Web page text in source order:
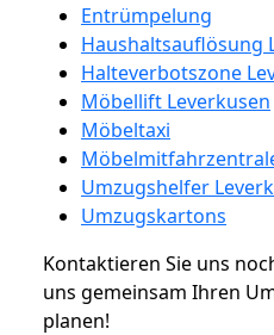
Entrümpelung
Haushaltsauflösung
Halteverbotszone
Möbellift Leverkusen
Möbeltaxi
Umzugshelfer
Umzugskartons
Kontaktieren Sie uns
uns gemeinsam Ihren
planen!